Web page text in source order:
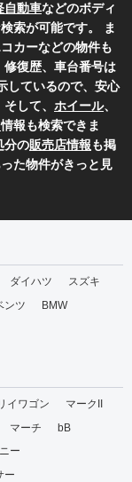
自動車などのボディ
索が可能です。 ま
カーなどの物件も
復歴、車台番号は
しているので、安心
して、 ホイール、
情報も検索できま
分の販売店情報も掲
た物件がきっと見
ダイハツ
スズキ
ンツ
BMW
イワゴン
マークII
マーチ
bB
ー
ー